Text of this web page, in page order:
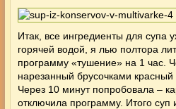
Итак, все ингредиенты для супа
горячей водой, я лью полтора
программу «тушение» на 1 час.
нарезанный брусочками красный
Через 10 минут попробовала –
отключила программу. Итого суп